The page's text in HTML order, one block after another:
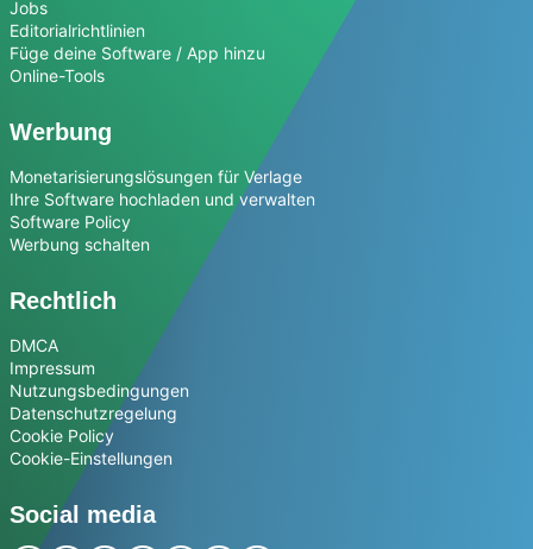
Jobs
Editorialrichtlinien
Füge deine Software / App hinzu
Online-Tools
Werbung
Monetarisierungslösungen für Verlage
Ihre Software hochladen und verwalten
Software Policy
Werbung schalten
Rechtlich
DMCA
Impressum
Nutzungsbedingungen
Datenschutzregelung
Cookie Policy
Cookie-Einstellungen
Social media